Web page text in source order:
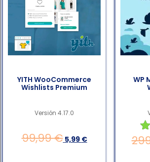
YITH WooCommerce
Wishlists Premium
Versión 4.17.0
99,99€ 5,99 €
WP